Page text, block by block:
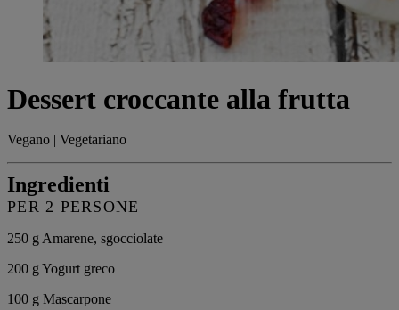
Dessert croccante alla frutta
Vegano | Vegetariano
Ingredienti
PER 2 PERSONE
250 g Amarene, sgocciolate
200 g Yogurt greco
100 g Mascarpone